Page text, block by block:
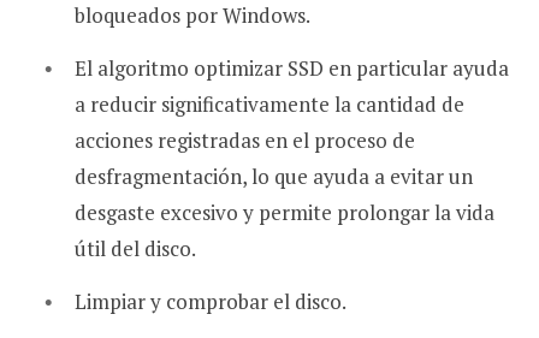
bloqueados por Windows.
El algoritmo optimizar SSD en particular ayuda
a reducir significativamente la cantidad de
acciones registradas en el proceso de
desfragmentación, lo que ayuda a evitar un
desgaste excesivo y permite prolongar la vida
útil del disco.
Limpiar y comprobar el disco.